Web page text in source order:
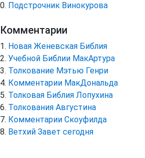
Подстрочник Винокурова
Комментарии
Новая Женевская Библия
Учебной Библии МакАртура
Толкование Мэтью Генри
Комментарии МакДональда
Толковая Библия Лопухина
Толкования Августина
Комментарии Скоуфилда
Ветхий Завет сегодня